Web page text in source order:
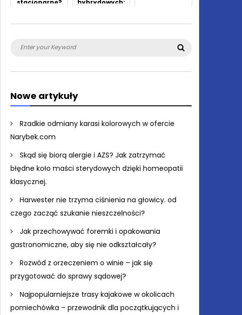
stacjonarne?
hybrydowych:
Search
Nowe artykuły
Rzadkie odmiany karasi kolorowych w ofercie
Narybek.com
Skąd się biorą alergie i AZS? Jak zatrzymać
błędne koło maści sterydowych dzięki homeopatii
klasycznej.
Harwester nie trzyma ciśnienia na głowicy. od
czego zacząć szukanie nieszczelności?
Jak przechowywać foremki i opakowania
gastronomiczne, aby się nie odkształcały?
Rozwód z orzeczeniem o winie – jak się
przygotować do sprawy sądowej?
Najpopularniejsze trasy kajakowe w okolicach
pomiechówka – przewodnik dla początkujących i